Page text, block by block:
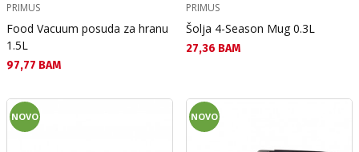
PRIMUS
Food Vacuum posuda za hranu
1.5L
Текуща цена:
97,77 BAM
PRIMUS
Šolja 4-Season Mug 0.3L
Текуща цена:
27,36 BAM
NOVO NOVO